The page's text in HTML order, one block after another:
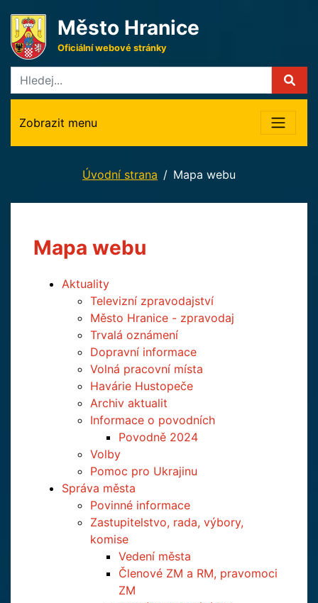
Město Hranice
Oficiální webové stránky
Zobrazit menu
Úvodní strana Mapa webu
Mapa webu
Aktuality
Televizní zpravodajství
Město Hranice - zpravodaj
Trvalá oznámení
Dopravní informace
Volná pracovní místa
Havárie Hustopeče
Archiv aktualit
Informace o povodních
Povodně 2024
Volby
Pomoc pro Ukrajinu
Správa města
Povinné informace
Zastupitelstvo, rada, výbory,
komise
Vedení města
Členové ZM a RM, pravomoci
ZM